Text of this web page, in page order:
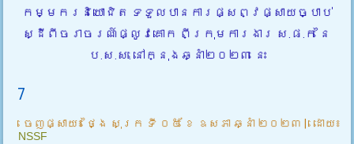
កម្មករនិយោជិត ទទួលបានការផ្សព្វផ្សាយច្បាប់
ស្ដីពីចរាចរណ៍ផ្លូវគោក ពីក្រុមការងារ ស.ផ.ក នៃ
ប.ស.ស. នៅក្នុងឆ្នាំ២០២៣ នេះ
7
ចេញផ្សាយ៖ ថ្ងៃ សុក្រ ទី ០៥ ខែ ឧសភា ឆ្នាំ ២០២៣ | ដោយ៖
NSSF